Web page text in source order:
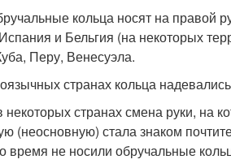
кольца носят на правой
и Бельгия (на некоторых
Перу, Венесуэла.
странах кольца
некоторых странах смена руки, на
(неосновную) стала знаком
время не носили обручальные